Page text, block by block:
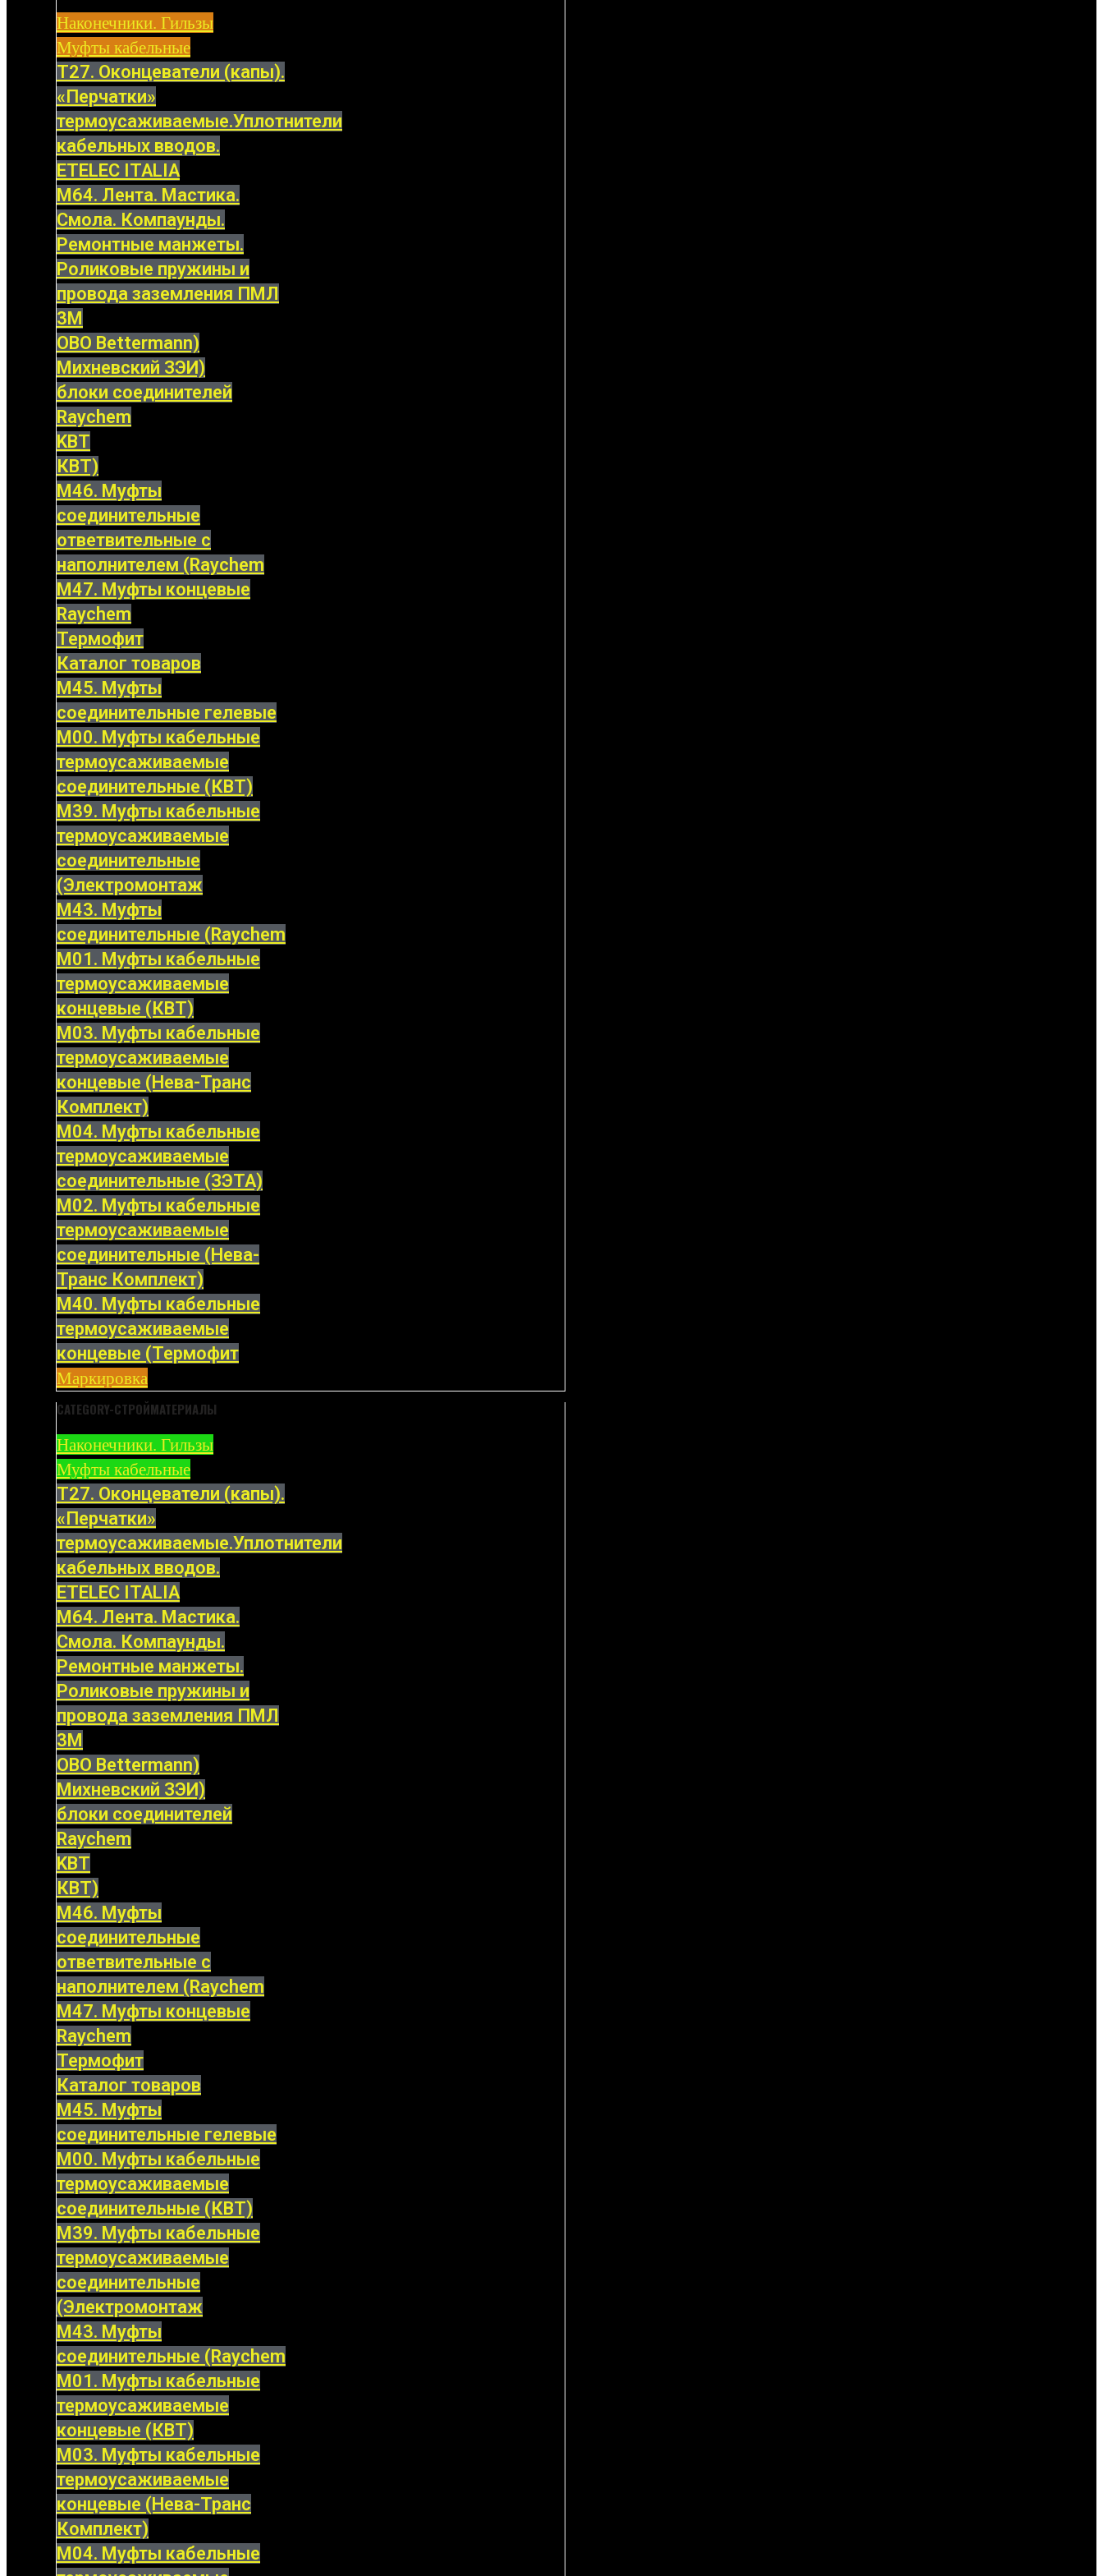
Наконечники. Гильзы
Муфты кабельные
Т27. Оконцеватели (капы).
«Перчатки»
термоусаживаемые.Уплотнители
кабельных вводов.
ETELEC ITALIA
М64. Лента. Мастика.
Смола. Компаунды.
Ремонтные манжеты.
Роликовые пружины и
провода заземления ПМЛ
3M
OBO Bettermann)
Михневский ЗЭИ)
блоки соединителей
Raychem
KBT
КВТ)
М46. Муфты
соединительные
ответвительные с
наполнителем (Raychem
М47. Муфты концевые
Raychem
Термофит
Каталог товаров
М45. Муфты
соединительные гелевые
М00. Муфты кабельные
термоусаживаемые
соединительные (КВТ)
М39. Муфты кабельные
термоусаживаемые
соединительные
(Электромонтаж
М43. Муфты
соединительные (Raychem
М01. Муфты кабельные
термоусаживаемые
концевые (КВТ)
М03. Муфты кабельные
термоусаживаемые
концевые (Нева-Транс
Комплект)
М04. Муфты кабельные
термоусаживаемые
соединительные (ЗЭТА)
М02. Муфты кабельные
термоусаживаемые
соединительные (Нева-
Транс Комплект)
М40. Муфты кабельные
термоусаживаемые
концевые (Термофит
Маркировка
CATEGORY-СТРОЙМАТЕРИАЛЫ
Наконечники. Гильзы
Муфты кабельные
Т27. Оконцеватели (капы).
«Перчатки»
термоусаживаемые.Уплотнители
кабельных вводов.
ETELEC ITALIA
М64. Лента. Мастика.
Смола. Компаунды.
Ремонтные манжеты.
Роликовые пружины и
провода заземления ПМЛ
3M
OBO Bettermann)
Михневский ЗЭИ)
блоки соединителей
Raychem
KBT
КВТ)
М46. Муфты
соединительные
ответвительные с
наполнителем (Raychem
М47. Муфты концевые
Raychem
Термофит
Каталог товаров
М45. Муфты
соединительные гелевые
М00. Муфты кабельные
термоусаживаемые
соединительные (КВТ)
М39. Муфты кабельные
термоусаживаемые
соединительные
(Электромонтаж
М43. Муфты
соединительные (Raychem
М01. Муфты кабельные
термоусаживаемые
концевые (КВТ)
М03. Муфты кабельные
термоусаживаемые
концевые (Нева-Транс
Комплект)
М04. Муфты кабельные